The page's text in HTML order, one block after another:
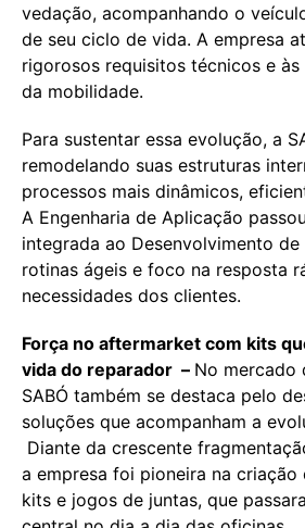
vedação, acompanhando o
de seu ciclo de vida. A empresa
rigorosos requisitos técnicos e às
da mobilidade.
Para sustentar essa evolução, a
remodelando suas estruturas
processos mais dinâmicos,
A Engenharia de Aplicação
integrada ao Desenvolvimento
rotinas ágeis e foco na resposta
necessidades dos clientes.
Força no aftermarket com kits
vida do reparador – No mercado
SABÓ também se destaca pelo
soluções que acompanham a
Diante da crescente
a empresa foi pioneira na criação
kits e jogos de juntas, que